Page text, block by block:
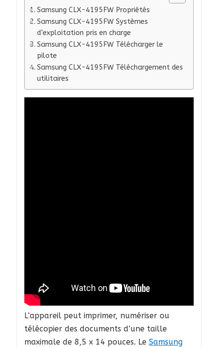
Samsung CLX-4195FW Propriétés
Samsung CLX-4195FW Systèmes
d’exploitation pris en charge
Samsung CLX-4195FW Télécharger le
pilote
Samsung CLX-4195FW Téléchargement des
utilitaires
L’appareil peut imprimer, numériser ou
télécopier des documents d’une taille
maximale de 8,5 x 14 pouces. Le Samsung